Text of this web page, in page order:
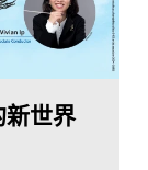
新世界